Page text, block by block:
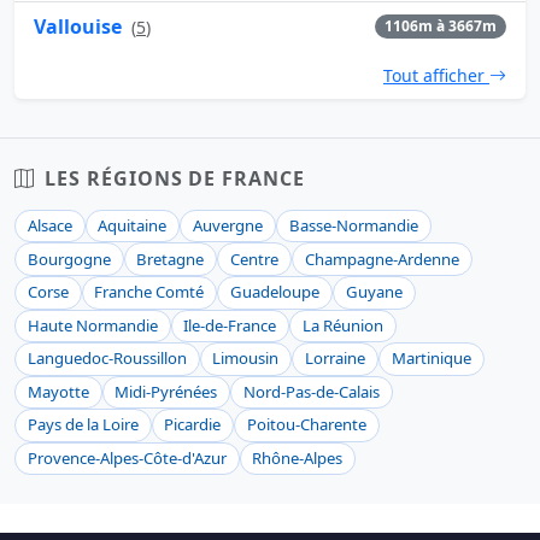
Vallouise (5) 1106m à 3667m
Tout afficher
LES RÉGIONS DE FRANCE
Alsace Aquitaine Auvergne
Basse-Normandie
Bourgogne
Bretagne Centre
Champagne-Ardenne
Corse
Franche Comté Guadeloupe
Guyane
Haute Normandie
Ile-de-France
La Réunion
Languedoc-Roussillon
Limousin Lorraine
Martinique
Mayotte
Midi-Pyrénées
Nord-Pas-de-Calais
Pays de la Loire
Picardie
Poitou-Charente
Provence-Alpes-Côte-d'Azur
Rhône-Alpes